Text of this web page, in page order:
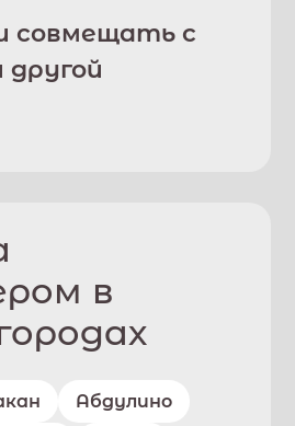
совмещать с
другой
в
Абдулино